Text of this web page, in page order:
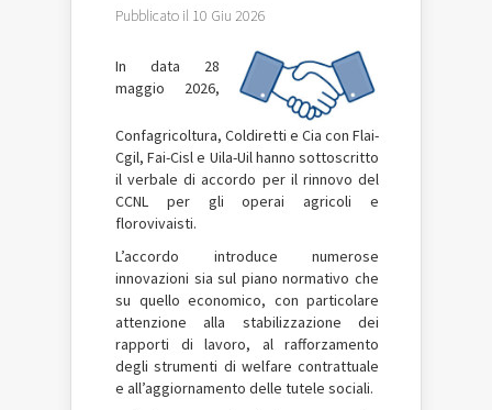
Pubblicato il 10 Giu 2026
In data 28
maggio 2026,
Confagricoltura, Coldiretti e Cia con Flai-
Cgil, Fai-Cisl e Uila-Uil hanno sottoscritto
il verbale di accordo per il rinnovo del
CCNL per gli operai agricoli e
florovivaisti.
L’accordo introduce numerose
innovazioni sia sul piano normativo che
su quello economico, con particolare
attenzione alla stabilizzazione dei
rapporti di lavoro, al rafforzamento
degli strumenti di welfare contrattuale
e all’aggiornamento delle tutele sociali.